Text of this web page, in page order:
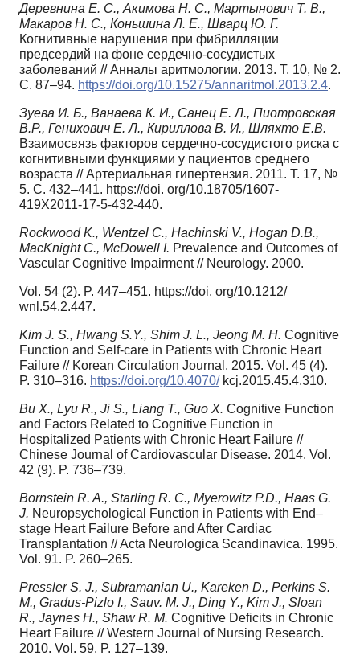
Деревнина Е. С., Акимова Н. С., Мартынович Т. В.,
Макаров Н. С., Коньшина Л. Е., Шварц Ю. Г.
Когнитивные нарушения при фибрилляции
предсердий на фоне сердечно-сосудистых
заболеваний // Анналы аритмологии. 2013. Т. 10, № 2.
С. 87–94. https://doi.org/10.15275/annaritmol.2013.2.4.
Зуева И. Б., Ванаева К. И., Санец Е. Л., Пиотровская
В.Р., Генихович Е. Л., Кириллова В. И., Шляхто Е.В.
Взаимосвязь факторов сердечно-сосудистого риска с
когнитивными функциями у пациентов среднего
возраста // Артериальная гипертензия. 2011. Т. 17, №
5. С. 432–441. https://doi. org/10.18705/1607-
419X2011-17-5-432-440.
Rockwood K., Wentzel C., Hachinski V., Hogan D.B.,
MacKnight C., McDowell I. Prevalence and Outcomes of
Vascular Cognitive Impairment // Neurology. 2000.
Vol. 54 (2). P. 447–451. https://doi. org/10.1212/
wnl.54.2.447.
Kim J. S., Hwang S.Y., Shim J. L., Jeong M. H. Cognitive
Function and Self-care in Patients with Chronic Heart
Failure // Korean Circulation Journal. 2015. Vol. 45 (4).
P. 310–316. https://doi.org/10.4070/kcj.2015.45.4.310.
Bu X., Lyu R., Ji S., Liang T., Guo X. Cognitive Function
and Factors Related to Cognitive Function in
Hospitalized Patients with Chronic Heart Failure //
Chinese Journal of Cardiovascular Disease. 2014. Vol.
42 (9). P. 736–739.
Bornstein R. A., Starling R. C., Myerowitz P.D., Haas G.
J. Neuropsychological Function in Patients with End–
stage Heart Failure Before and After Cardiac
Transplantation // Acta Neurologica Scandinavica. 1995.
Vol. 91. P. 260–265.
Pressler S. J., Subramanian U., Kareken D., Perkins S.
M., Gradus-Pizlo I., Sauv. M. J., Ding Y., Kim J., Sloan
R., Jaynes H., Shaw R. M. Cognitive Deficits in Chronic
Heart Failure // Western Journal of Nursing Research.
2010. Vol. 59. P. 127–139.